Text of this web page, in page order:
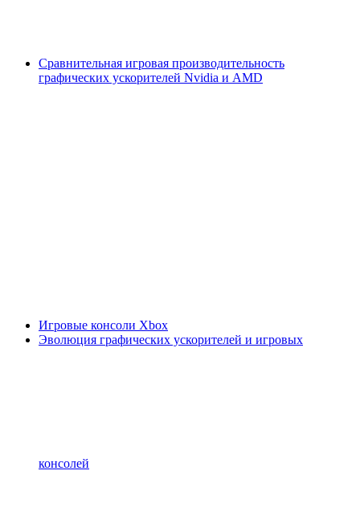
Сравнительная игровая производительность
графических ускорителей Nvidia и AMD
Игровые консоли Xbox
Эволюция графических ускорителей и игровых
консолей